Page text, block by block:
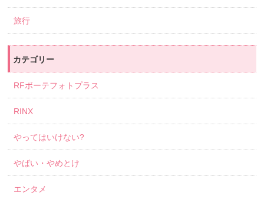
旅行
カテゴリー
RFボーテフォトプラス
RINX
やってはいけない?
やばい・やめとけ
エンタメ